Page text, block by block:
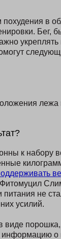
в
Бег,
лежа
к набору
питания не
усилий.
виде
о